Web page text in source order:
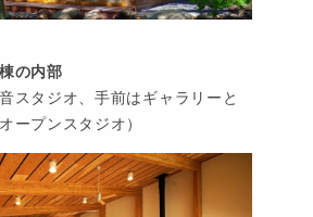
の内部
スタジオ、手前はギャラリーと
ープンスタジオ）